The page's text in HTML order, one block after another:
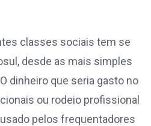
classes sociais tem se
desde as mais simples
dinheiro que seria gasto no
ou rodeio profissional
pelos frequentadores